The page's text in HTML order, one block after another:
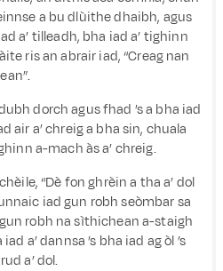
a bu dlùithe dhaibh, agus
a’ tilleadh, bha iad a’ tighinn
ris an abrair iad, “Creag nan
dorch agus fhad ’s a bha iad
air a’ chreig a bha sin, chuala
a-mach às a’ chreig.
“Dè fon ghrèin a tha a’ dol
iad gun robh seòmbar sa
robh na sìthichean a-staigh
iad a’ dannsa ’s bha iad ag òl ’s
a’ dol.